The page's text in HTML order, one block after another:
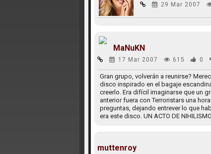
29 Mar 2007
MaNuKN
17 Mar 2007 615 0
Gran grupo, volverán a reunirse?
disco inspirado en el bagaje
creerlo. Era difícil imaginarse que un
anterior fuera con Terroristars una
preguntas, dejando entrever lo que
era este disco. UN ACTO DE
muttenroy